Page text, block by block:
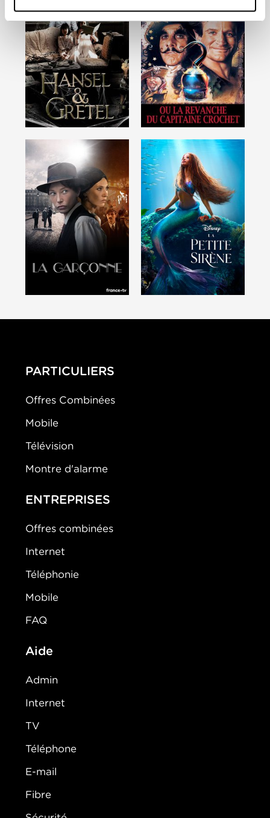
PARTICULIERS
Offres Combinées
Mobile
Télévision
Montre d'alarme
ENTREPRISES
Offres combinées
Internet
Téléphonie
Mobile
FAQ
Aide
Admin
Internet
TV
Téléphone
E-mail
Fibre